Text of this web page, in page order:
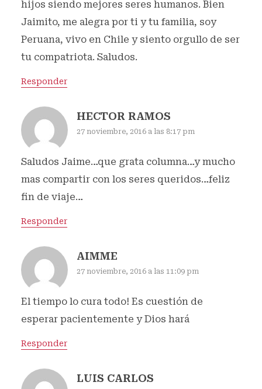
hijos siendo mejores seres humanos. Bien
Jaimito, me alegra por ti y tu familia, soy
Peruana, vivo en Chile y siento orgullo de ser
tu compatriota. Saludos.
Responder
HECTOR RAMOS
27 noviembre, 2016 a las 8:17 pm
Saludos Jaime…que grata columna…y mucho
mas compartir con los seres queridos…feliz
fin de viaje…
Responder
AIMME
27 noviembre, 2016 a las 11:09 pm
El tiempo lo cura todo! Es cuestión de
esperar pacientemente y Dios hará
Responder
LUIS CARLOS